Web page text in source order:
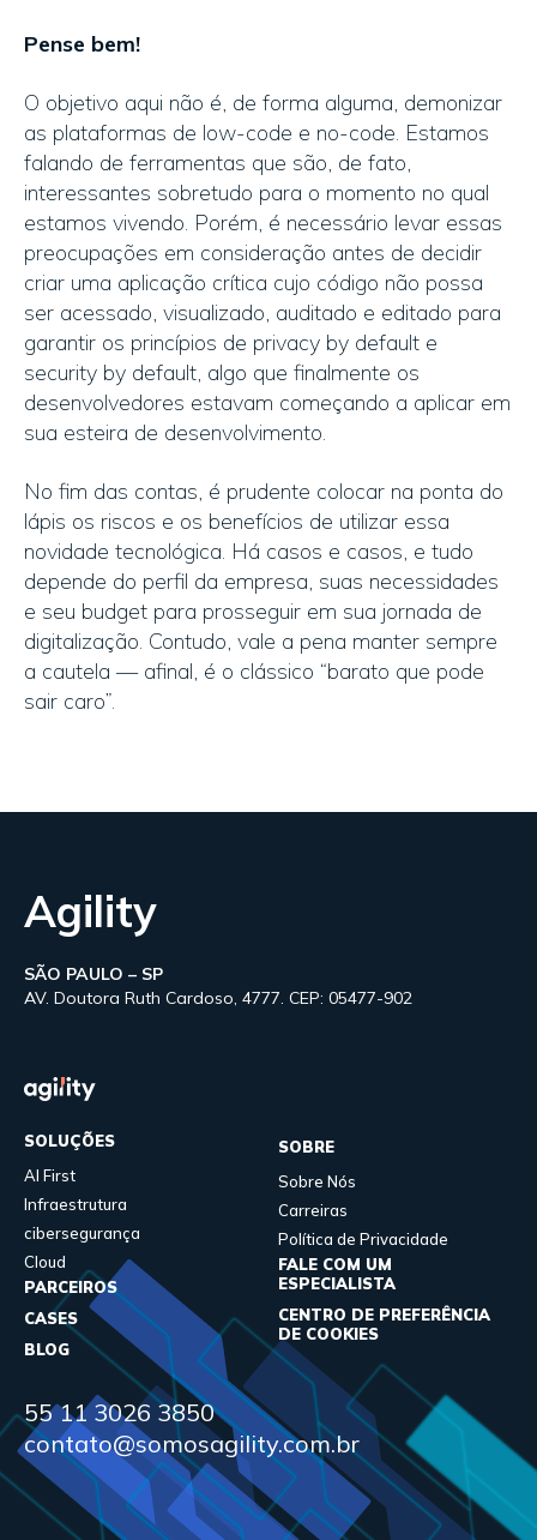
Pense bem!
O objetivo aqui não é, de forma alguma, demonizar
as plataformas de low-code e no-code. Estamos
falando de ferramentas que são, de fato,
interessantes sobretudo para o momento no qual
estamos vivendo. Porém, é necessário levar essas
preocupações em consideração antes de decidir
criar uma aplicação crítica cujo código não possa
ser acessado, visualizado, auditado e editado para
garantir os princípios de privacy by default e
security by default, algo que finalmente os
desenvolvedores estavam começando a aplicar em
sua esteira de desenvolvimento.
No fim das contas, é prudente colocar na ponta do
lápis os riscos e os benefícios de utilizar essa
novidade tecnológica. Há casos e casos, e tudo
depende do perfil da empresa, suas necessidades
e seu budget para prosseguir em sua jornada de
digitalização. Contudo, vale a pena manter sempre
a cautela — afinal, é o clássico “barato que pode
sair caro”.
Agility
SÃO PAULO – SP
AV. Doutora Ruth Cardoso, 4777. CEP: 05477-902
SOLUÇÕES
AI First
Infraestrutura
cibersegurança
Cloud
PARCEIROS
CASES
BLOG
SOBRE
Sobre Nós
Carreiras
Política de Privacidade
FALE COM UM
ESPECIALISTA
CENTRO DE PREFERÊNCIA
DE COOKIES
55 11 3026 3850
contato@somosagility.com.br